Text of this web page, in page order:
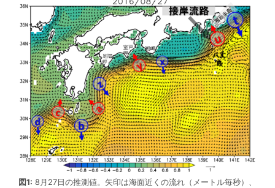
図1: 8月27日の推測値。矢印は海面近くの流れ（メートル毎秒）、